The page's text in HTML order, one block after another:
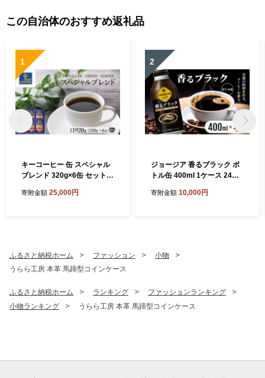
この自治体のおすすめ返礼品
1
キーコーヒー 缶 スペシャル
ブレンド 320g×6缶 セット
おまとめ 珈琲 コーヒー
寄附金額 25,000円
2
ジョージア 香るブラック ボ
トル缶 400ml 1ケース 24本
ー 珈琲 飲料
寄附金額 10,000円
ふるさと納税ホーム ファッション
小物
うらら工房 本革 馬蹄型コインケース
ふるさと納税ホーム ランキング
ファッションランキング
小物ランキング
うらら工房 本革 馬蹄型コインケース